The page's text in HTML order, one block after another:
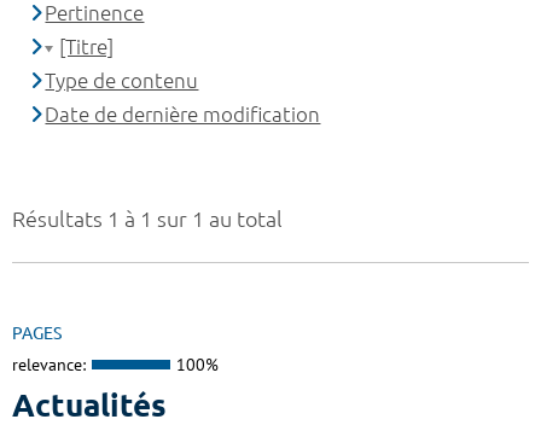
Résultats 1 à 1 sur 1 au total
PAGES
relevance: 100%
Actualités
Pertinence
[Titre]
Type de contenu
Date de dernière modification